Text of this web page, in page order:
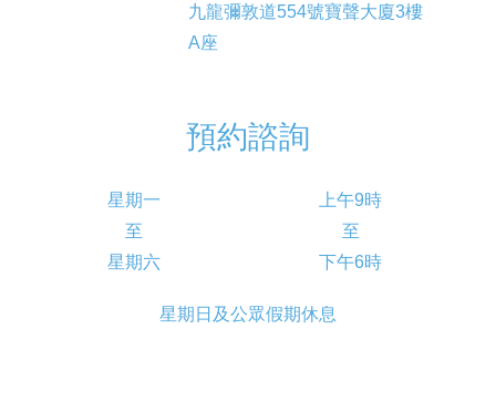
九龍彌敦道554號寶聲大廈3樓
A座
預約諮詢
星期一
至
星期六
上午9時
至
下午6時
星期日及公眾假期休息